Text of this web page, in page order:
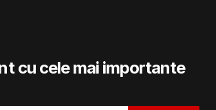
cu cele mai importante